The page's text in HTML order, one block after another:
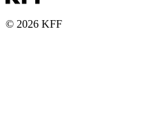
© 2026 KFF